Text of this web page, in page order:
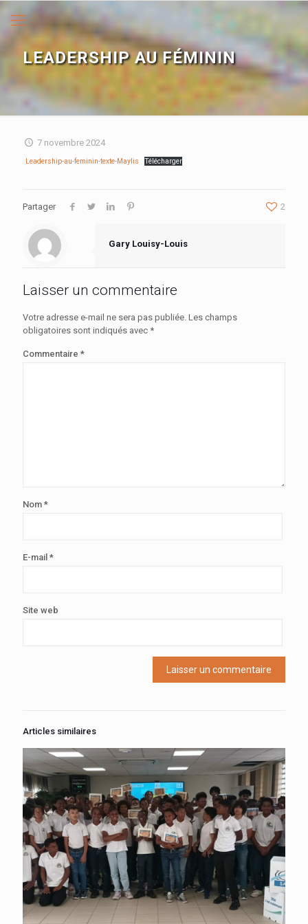
LEADERSHIP AU FÉMININ
7 novembre 2024
Leadership-au-feminin-texte-Maylis Télécharger
Partager 2
Gary Louisy-Louis
Laisser un commentaire
Votre adresse e-mail ne sera pas publiée. Les champs
obligatoires sont indiqués avec *
Commentaire *
Nom *
E-mail *
Site web
Articles similaires